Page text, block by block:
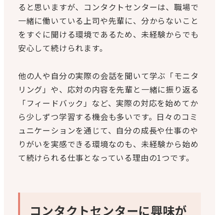
ると思いますが、コンタクトセンターは、職場で
一緒に働いている上司や先輩に、分からないこと
をすぐに聞ける環境であるため、未経験からでも
安心して続けられます。
他の人や自分の実際の会話を聞いて学ぶ「モニタ
リング」や、応対の内容を先輩と一緒に振り返る
「フィードバック」など、実際の対応を始めてか
ら少しずつ学習する機会も多いです。日々のコミ
ュニケーションを通じて、自分の成長や仕事のや
りがいを実感できる環境なのも、未経験から始め
て続けられる仕事となっている理由の1つです。
コンタクトセンターに興味が